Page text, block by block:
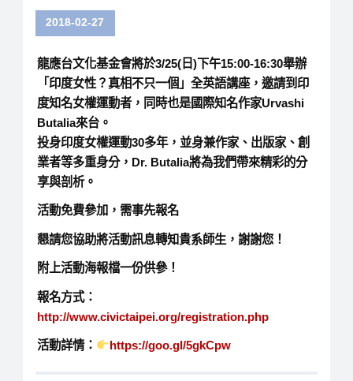
2018-02-27
龍應台文化基金會將於3/25(日)下午15:00-16:30舉辦
「印度女性？真相不只一個」全英語講座，邀請到印
度知名女權運動者，同時也是國際知名作家Urvashi
Butalia來台。
投身印度女權運動30多年，並身兼作家、出版家、創
業者等多重身分，Dr. Butalia將為我們帶來精彩的分
享與剖析。
活動免費參加，需事先報名
懇請您協助將活動訊息轉知貴系師生，謝謝您！
附上活動海報檔一份供參！
報名方式：
http://www.civictaipei.org/registration.php
活動詳情： https://goo.gl/5gkCpw